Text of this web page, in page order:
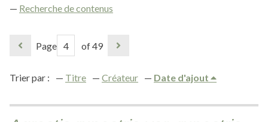
Recherche de contenus
Page of 49
Trier par : Titre Créateur Date d'ajout